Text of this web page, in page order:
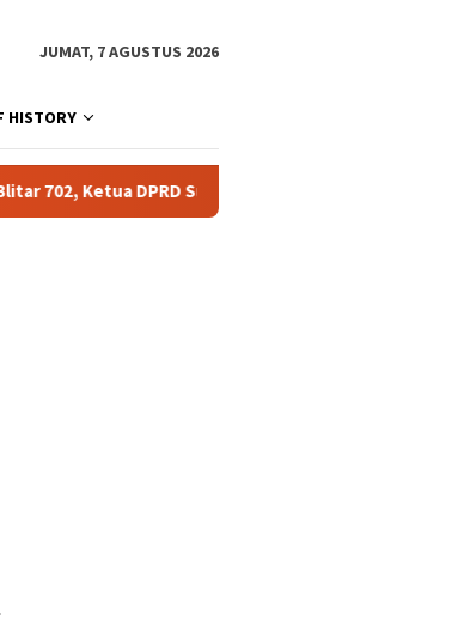
JUMAT, 7 AGUSTUS 2026
HISTORY
Harus Jadi Momentum Tingkatkan Pelayanan